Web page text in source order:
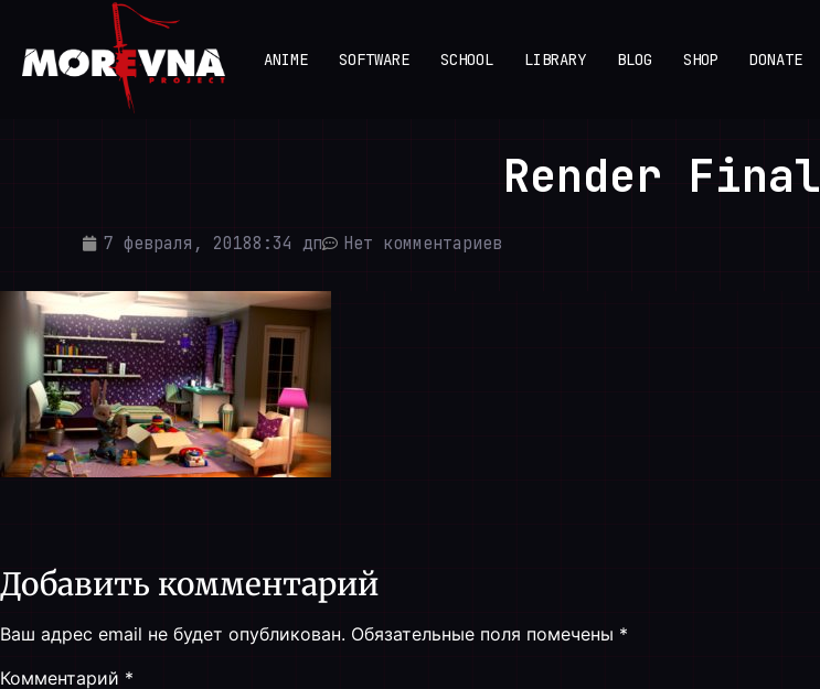
ANIME SOFTWARE SCHOOL LIBRARY BLOG SHOP DONATE
Render Final
7 февраля, 20188:34 дп Нет комментариев
Добавить комментарий
Ваш адрес email не будет опубликован. Обязательные поля помечены *
Комментарий *